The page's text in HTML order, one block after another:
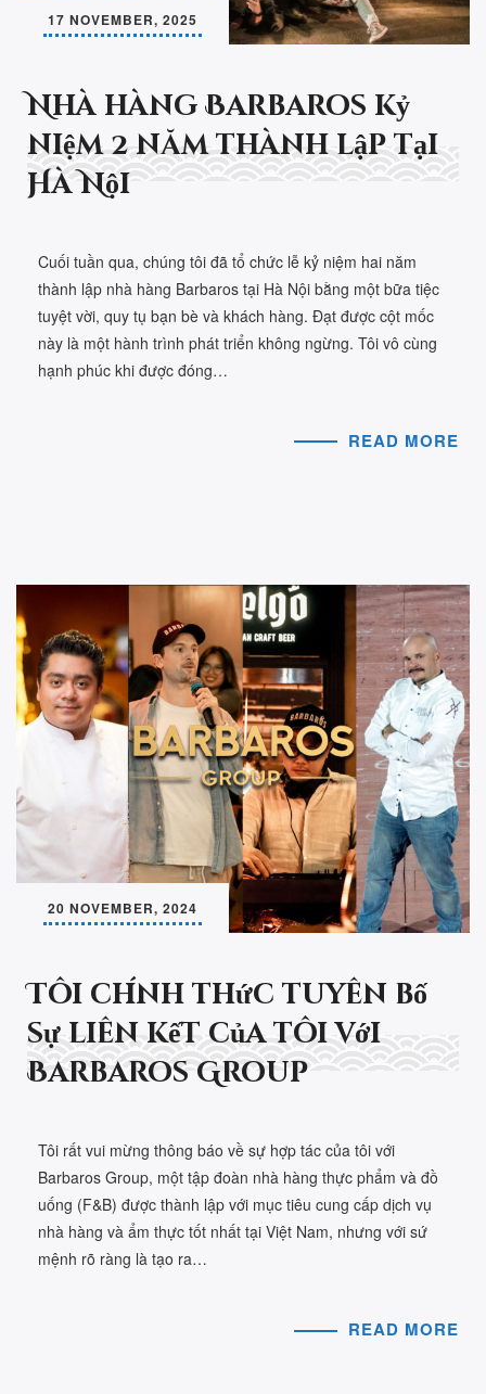
17 NOVEMBER, 2025
Nhà hàng Barbaros kỷ
niệm 2 năm thành lập tại
Hà Nội
Cuối tuần qua, chúng tôi đã tổ chức lễ kỷ niệm hai năm
thành lập nhà hàng Barbaros tại Hà Nội bằng một bữa tiệc
tuyệt vời, quy tụ bạn bè và khách hàng. Đạt được cột mốc
này là một hành trình phát triển không ngừng. Tôi vô cùng
hạnh phúc khi được đóng…
READ MORE
20 NOVEMBER, 2024
Tôi chính thức tuyên bố
sự liên kết của tôi với
Barbaros Group
Tôi rất vui mừng thông báo về sự hợp tác của tôi với
Barbaros Group, một tập đoàn nhà hàng thực phẩm và đồ
uống (F&B) được thành lập với mục tiêu cung cấp dịch vụ
nhà hàng và ẩm thực tốt nhất tại Việt Nam, nhưng với sứ
mệnh rõ ràng là tạo ra…
READ MORE